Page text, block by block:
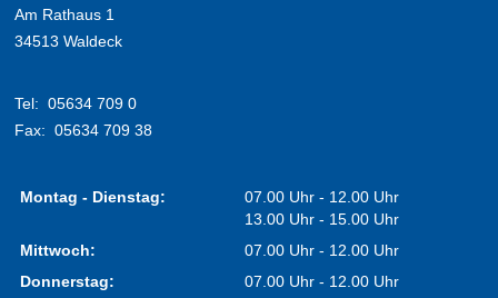
Am Rathaus 1
34513 Waldeck
Tel: 05634 709 0
Fax: 05634 709 38
Montag - Dienstag:
07.00 Uhr - 12.00 Uhr
13.00 Uhr - 15.00 Uhr
Mittwoch:
07.00 Uhr - 12.00 Uhr
Donnerstag:
07.00 Uhr - 12.00 Uhr